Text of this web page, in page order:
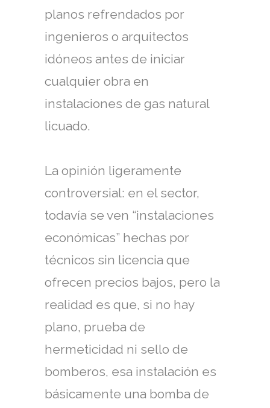
planos refrendados por
ingenieros o arquitectos
idóneos antes de iniciar
cualquier obra en
instalaciones de gas natural
licuado.
La opinión ligeramente
controversial: en el sector,
todavía se ven “instalaciones
económicas” hechas por
técnicos sin licencia que
ofrecen precios bajos, pero la
realidad es que, si no hay
plano, prueba de
hermeticidad ni sello de
bomberos, esa instalación es
básicamente una bomba de